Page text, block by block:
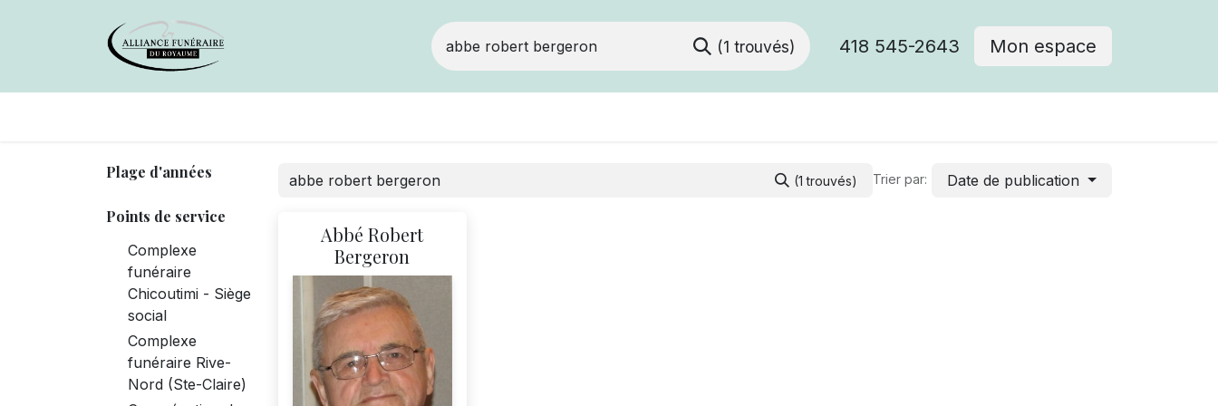
(1 trouvés) 418 545-2643 Mon espace
Plage d'années
Points de service
Complexe
funéraire
Chicoutimi - Siège
social
Complexe
funéraire Rive-
Nord (Ste-Claire)
(1 trouvés) Trier par: Date de publication
Abbé Robert
Bergeron